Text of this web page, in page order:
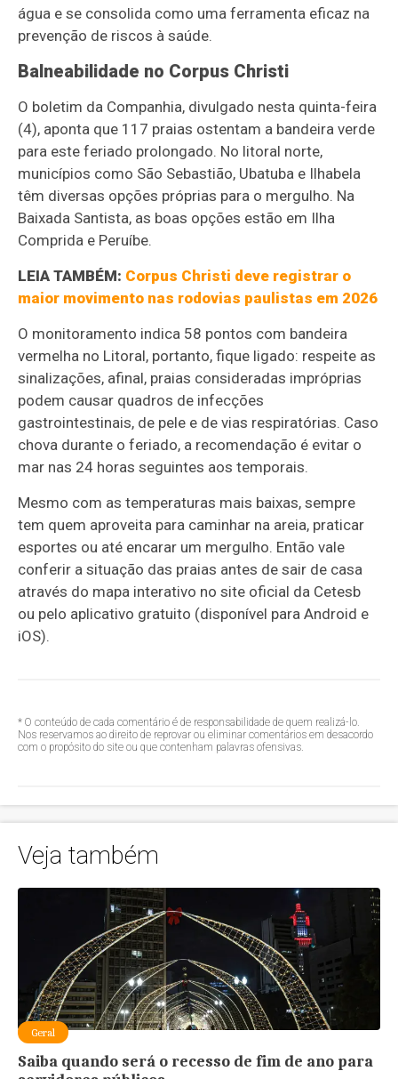
água e se consolida como uma ferramenta eficaz na
prevenção de riscos à saúde.
Balneabilidade no Corpus Christi
O boletim da Companhia, divulgado nesta quinta-feira
(4), aponta que 117 praias ostentam a bandeira verde
para este feriado prolongado. No litoral norte,
municípios como São Sebastião, Ubatuba e Ilhabela
têm diversas opções próprias para o mergulho. Na
Baixada Santista, as boas opções estão em Ilha
Comprida e Peruíbe.
LEIA TAMBÉM: Corpus Christi deve registrar o
maior movimento nas rodovias paulistas em 2026
O monitoramento indica 58 pontos com bandeira
vermelha no Litoral, portanto, fique ligado: respeite as
sinalizações, afinal, praias consideradas impróprias
podem causar quadros de infecções
gastrointestinais, de pele e de vias respiratórias. Caso
chova durante o feriado, a recomendação é evitar o
mar nas 24 horas seguintes aos temporais.
Mesmo com as temperaturas mais baixas, sempre
tem quem aproveita para caminhar na areia, praticar
esportes ou até encarar um mergulho. Então vale
conferir a situação das praias antes de sair de casa
através do mapa interativo no site oficial da Cetesb
ou pelo aplicativo gratuito (disponível para Android e
iOS).
* O conteúdo de cada comentário é de responsabilidade de quem realizá-lo.
Nos reservamos ao direito de reprovar ou eliminar comentários em desacordo
com o propósito do site ou que contenham palavras ofensivas.
Veja também
Geral
Saiba quando será o recesso de fim de ano para